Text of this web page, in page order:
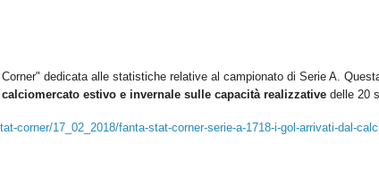
dedicata alle statistiche relative al campionato di Serie A.
estivo e invernale sulle capacità realizzative delle 20
corner/17_02_2018/fanta-stat-corner-serie-a-1718-i-gol-arrivati-dal-